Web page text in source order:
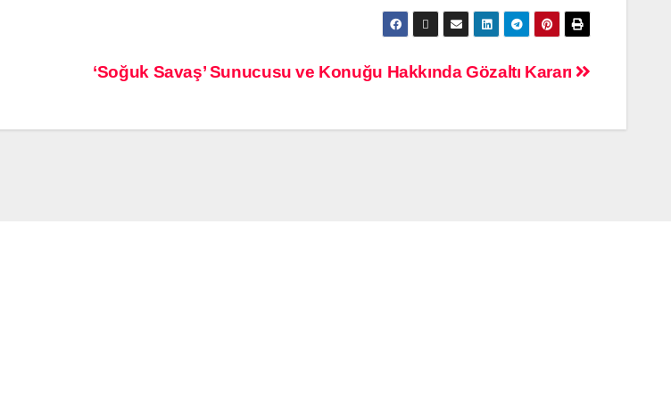
‘Soğuk Savaş’ Sunucusu ve Konuğu Hakkında Gözaltı Kararı